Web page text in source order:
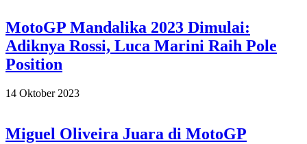
MotoGP Mandalika 2023 Dimulai:
Adiknya Rossi, Luca Marini Raih Pole
Position
2023-
14 Oktober 2023
Miguel Oliveira Juara di MotoGP